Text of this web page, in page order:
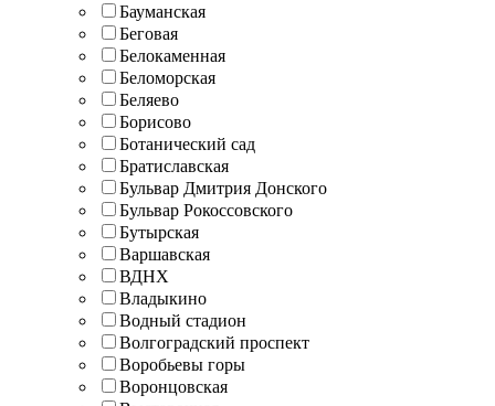
Бауманская
Беговая
Белокаменная
Беломорская
Беляево
Борисово
Ботанический сад
Братиславская
Бульвар Дмитрия Донского
Бульвар Рокоссовского
Бутырская
Варшавская
ВДНХ
Владыкино
Водный стадион
Волгоградский проспект
Воробьевы горы
Воронцовская